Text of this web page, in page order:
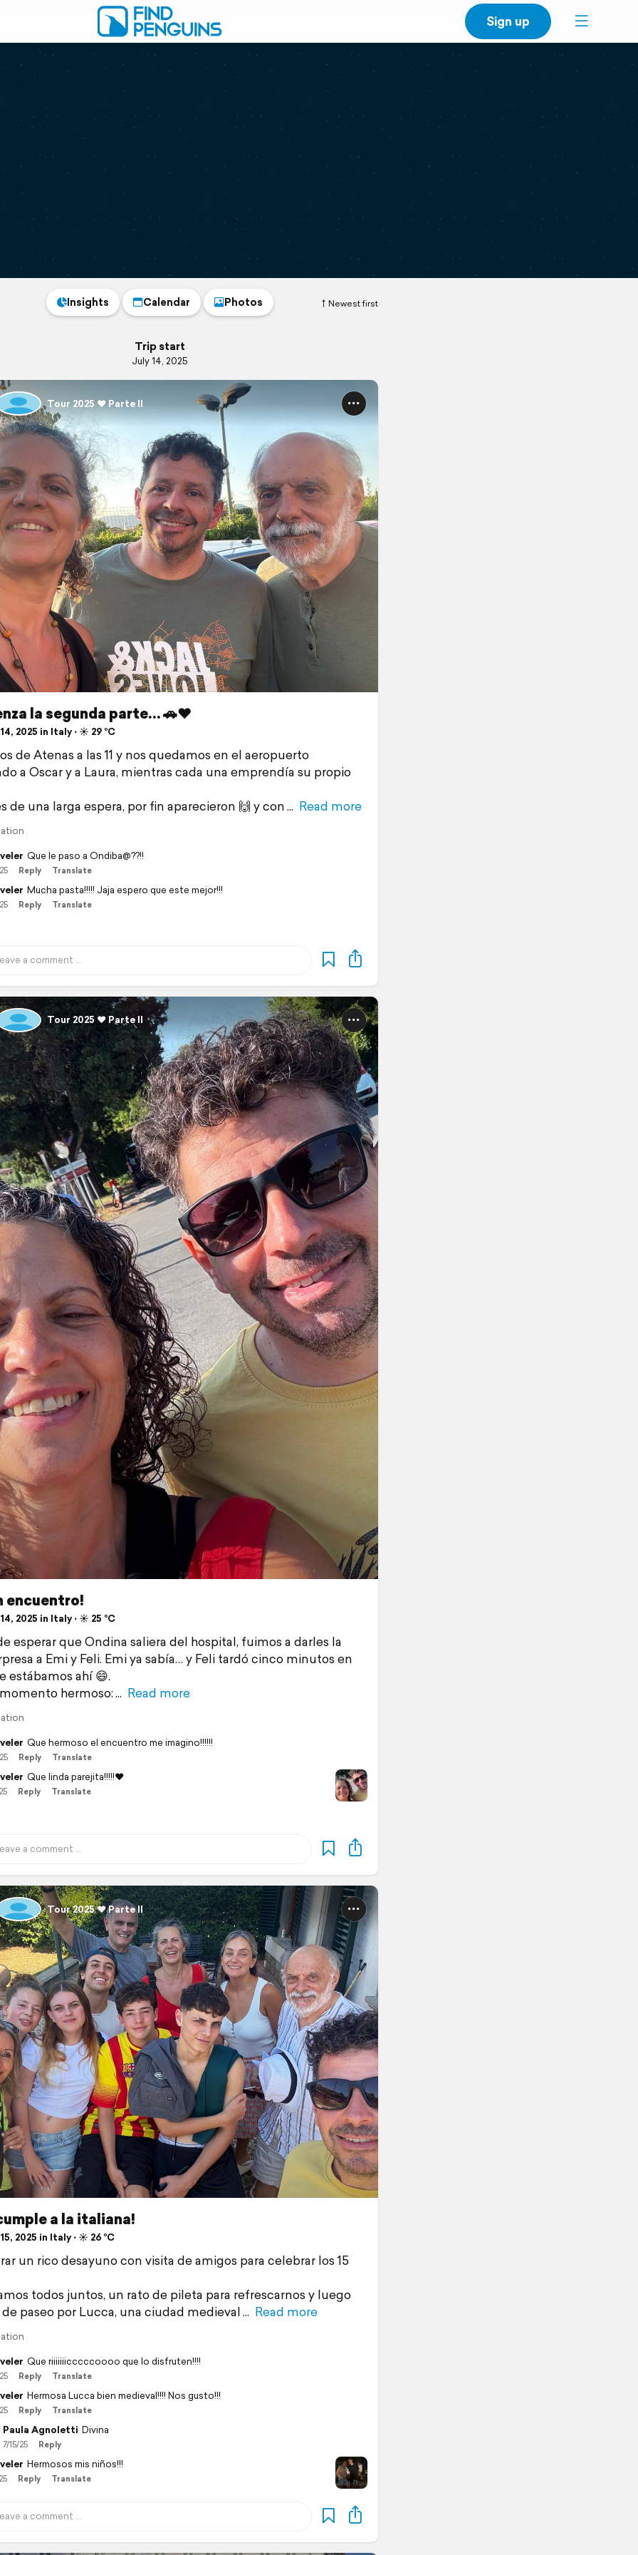
Sign up
Newest first
Insights Calendar Photos
Trip start
July 14, 2025
Tour 2025 ❤️ Parte II
la segunda parte… 🚗❤️
2025 in Italy ⋅ ☀️ 29 °C
de Atenas a las 11 y nos quedamos en el aeropuerto
a Oscar y a Laura, mientras cada una emprendía su propio
de una larga espera, por fin aparecieron 🙌 y con
Read more
Que le paso a Ondiba@??!!
Reply Translate
Mucha pasta!!!!! Jaja espero que este mejor!!!
Reply Translate
Tour 2025 ❤️ Parte II
encuentro!
2025 in Italy ⋅ ☀️ 25 °C
esperar que Ondina saliera del hospital, fuimos a darles la
a Emi y Feli. Emi ya sabía… y Feli tardó cinco minutos en
estábamos ahí 😄.
hermoso:
Read more
Que hermoso el encuentro me imagino!!!!!!
Reply Translate
Que linda parejita!!!!!❤
Reply Translate
Tour 2025 ❤️ Parte II
a la italiana!
2025 in Italy ⋅ ☀️ 26 °C
un rico desayuno con visita de amigos para celebrar los 15
todos juntos, un rato de pileta para refrescarnos y luego
paseo por Lucca, una ciudad medieval
Read more
Que riiiiiiicccccoooo que lo disfruten!!!!
Reply Translate
Hermosa Lucca bien medieval!!!! Nos gusto!!!
Reply Translate
Paula Agnoletti Divina
7/15/25 Reply
Hermosos mis niños!!!
Reply Translate